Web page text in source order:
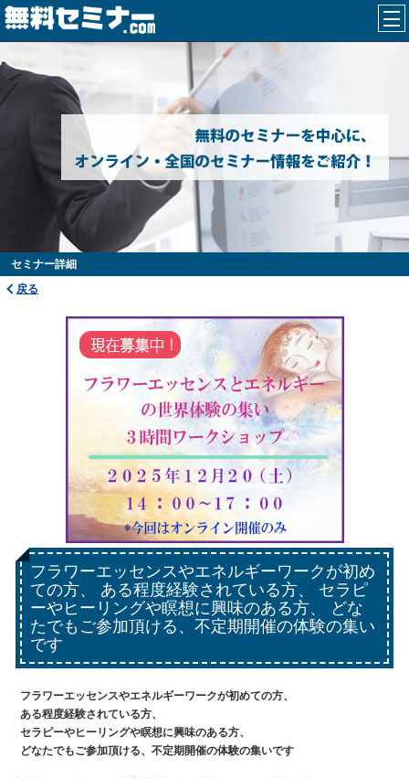
セミナー詳細
戻る
フラワーエッセンスやエネルギーワークが初め
ての方、 ある程度経験されている方、 セラピ
ーやヒーリングや瞑想に興味のある方、 どな
たでもご参加頂ける、不定期開催の体験の集い
です
フラワーエッセンスやエネルギーワークが初めての方、
ある程度経験されている方、
セラピーやヒーリングや瞑想に興味のある方、
どなたでもご参加頂ける、不定期開催の体験の集いです